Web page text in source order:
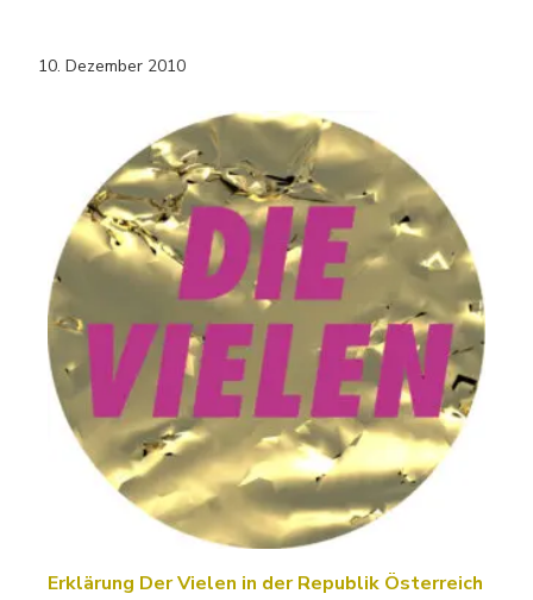
10. Dezember 2010
Erklärung Der Vielen in der Republik Österreich